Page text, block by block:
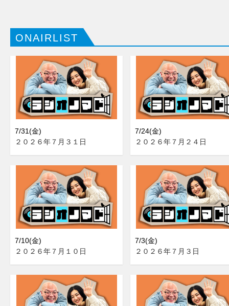
ONAIRLIST
7/31(金)
２０２６年７月３１日
7/24(金)
２０２６年７月２４日
7/10(金)
２０２６年７月１０日
7/3(金)
２０２６年７月３日